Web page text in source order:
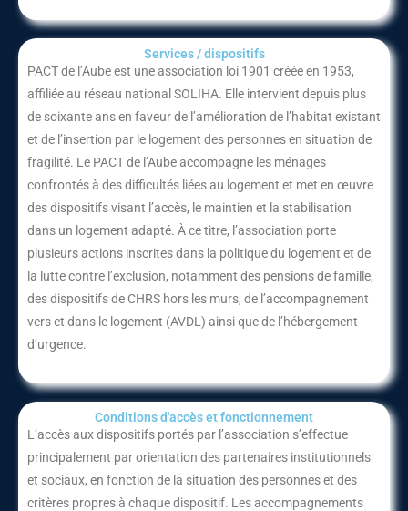
Services / dispositifs​
PACT de l’Aubeest une association loi 1901 créée en 1953,
affiliée au réseau national SOLIHA. Elle intervient depuis plus
de soixante ans en faveur de l’amélioration de l’habitat existant
et de l’insertion par le logement des personnes en situation de
fragilité. Le PACT de l’Aube accompagne les ménages
confrontés à des difficultés liées au logement et met en œuvre
des dispositifs visant l’accès, le maintien et la stabilisation
dans un logement adapté. À ce titre, l’association porte
plusieurs actions inscrites dans la politique du logement et de
la lutte contre l’exclusion, notamment des pensions de famille,
des dispositifs de CHRS hors les murs, de l’accompagnement
vers et dans le logement (AVDL) ainsi que de l’hébergement
d’urgence.
Conditions d'accès et fonctionnement​
L’accès aux dispositifs portés par l’association s’effectue
principalement par orientation des partenaires institutionnels
et sociaux, en fonction de la situation des personnes et des
critères propres à chaque dispositif. Les accompagnements